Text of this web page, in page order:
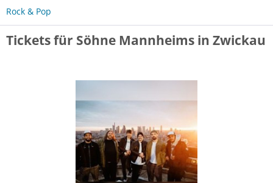
Rock & Pop
Tickets für Söhne Mannheims in Zwickau